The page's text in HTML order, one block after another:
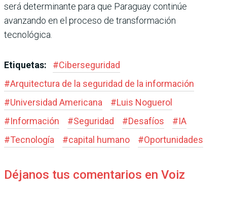
será determinante para que Paraguay continúe
avanzando en el proceso de transformación
tecnológica.
Etiquetas: #Ciberseguridad
#Arquitectura de la seguridad de la información
#Universidad Americana #Luis Noguerol
#Información #Seguridad #Desafíos #IA
#Tecnología #capital humano #Oportunidades
Déjanos tus comentarios en Voiz